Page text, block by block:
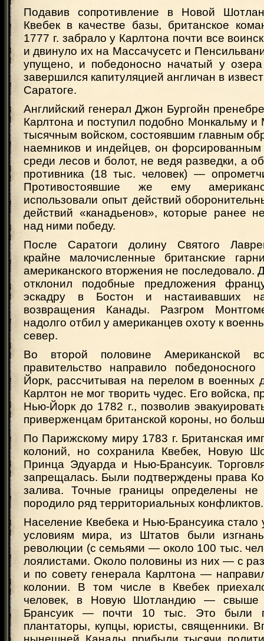
Подавив сопротивление в Новой
Квебек в качестве базы, британское
1777 г. забрало у Карлтона почти все
и двинуло их на Массачусетс и
упущено, и победоносно начатый у
завершился капитуляцией англичан в
Саратоге.
Английский генерал Джон Бургойн
Карлтона и поступил подобно Монкальму
тысячным войском, состоявшим главным
наемников и индейцев, он
среди лесов и болот, не ведя разведки, а
противника (18 тыс. человек) —
Противостоявшие же ему
использовали опыт действий
действий «канадьенов», которые ранее
над ними победу.
После Саратоги долину Святого
крайне малочисленные британские
американского вторжения не последовало.
отклонил подобные предложения
эскадру в Бостон и настаивавших
возвращения Канады. Разгром
надолго отбил у американцев охоту к
север.
Во второй половине Американской
правительство направило
Йорк, рассчитывая на перелом в военных
Карлтон не мог творить чудес. Его войска,
Нью-Йорк до 1782 г., позволив
приверженцам британской короны, но
По Парижскому миру 1783 г. Британская
колоний, но сохранила Квебек, Новую
Принца Эдуарда и Нью-Брансуик.
запрещалась. Были подтверждены права
залива. Точные границы определены
породило ряд территориальных конфликтов.
Население Квебека и Нью-Брансуика стало
условиям мира, из Штатов были
революции (с семьями — около 100 тыс.
лоялистами. Около половины из них — с
и по совету генерала Карлтона —
колонии. В том числе в Квебек
человек, в Новую Шотландию —
Брансуик — почти 10 тыс. Это были
плантаторы, купцы, юристы, священники.